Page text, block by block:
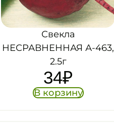
Свекла
НЕСРАВНЕННАЯ А-463,
2.5г
34₽
В корзину